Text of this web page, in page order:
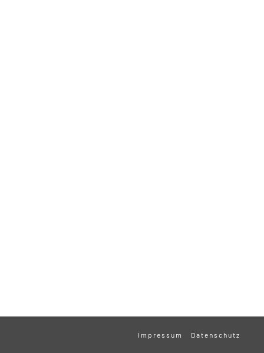
Impressum Datenschutz